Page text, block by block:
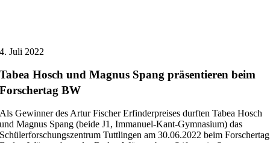
4. Juli 2022
Tabea Hosch und Magnus Spang präsentieren beim
Forschertag BW
Als Gewinner des Artur Fischer Erfinderpreises durften Tabea Hosch
und Magnus Spang (beide J1, Immanuel-Kant-Gymnasium) das
Schülerforschungszentrum Tuttlingen am 30.06.2022 beim Forschertag